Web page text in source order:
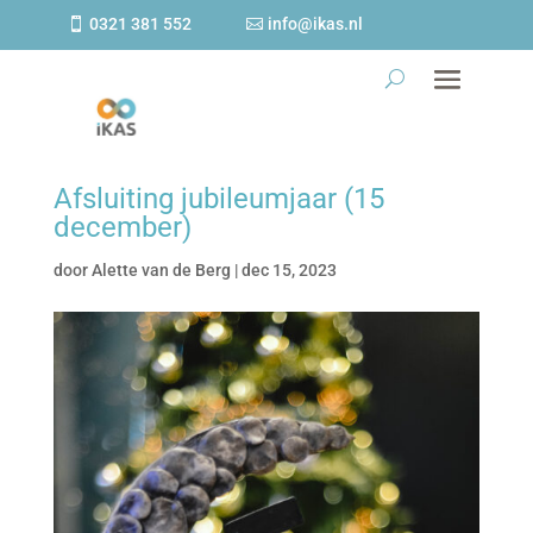
0321 381 552 info@ikas.nl
Afsluiting jubileumjaar (15
december)
doorAlette van de Berg |dec 15, 2023